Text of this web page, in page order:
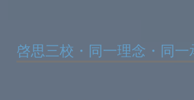
啓思三校・同一理念・同一